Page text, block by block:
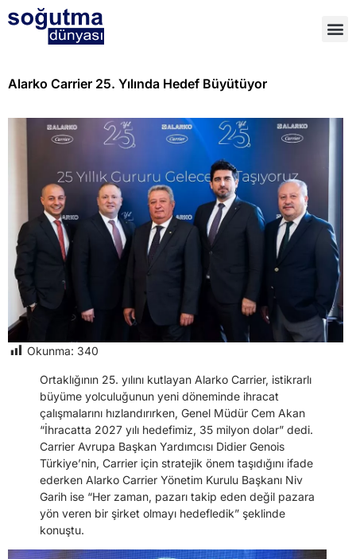
Alarko Carrier 25. Yılında Hedef Büyütüyor
Okunma: 340
Ortaklığının 25. yılını kutlayan Alarko Carrier, istikrarlı
büyüme yolculuğunun yeni döneminde ihracat
çalışmalarını hızlandırırken, Genel Müdür Cem Akan
“İhracatta 2027 yılı hedefimiz, 35 milyon dolar” dedi.
Carrier Avrupa Başkan Yardımcısı Didier Genois
Türkiye’nin, Carrier için stratejik önem taşıdığını ifade
ederken Alarko Carrier Yönetim Kurulu Başkanı Niv
Garih ise “Her zaman, pazarı takip eden değil pazara
yön veren bir şirket olmayı hedefledik” şeklinde
konuştu.